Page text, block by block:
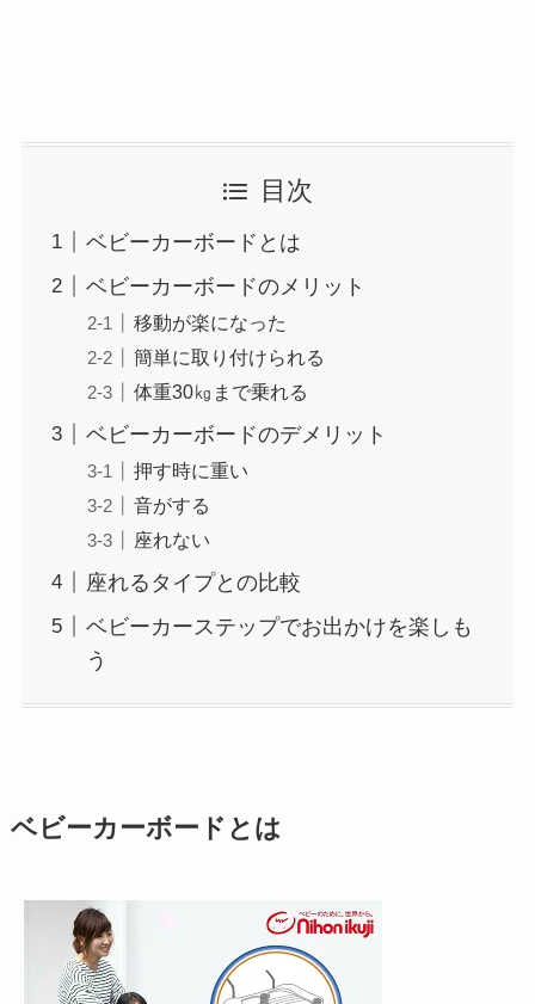
目次
ベビーカーボードとは
ベビーカーボードのメリット
移動が楽になった
簡単に取り付けられる
体重30㎏まで乗れる
ベビーカーボードのデメリット
押す時に重い
音がする
座れない
座れるタイプとの比較
ベビーカーステップでお出かけを楽しも
う
ベビーカーボードとは